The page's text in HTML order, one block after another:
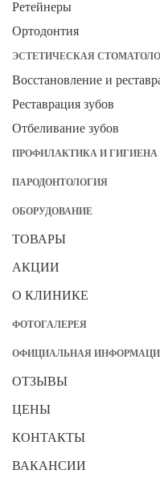
Ретейнеры
Ортодонтия
ЭСТЕТИЧЕСКАЯ
Восстановление и
Реставрация зубов
Отбеливание зубов
ПРОФИЛАКТИКА И ГИГИЕНА
ПАРОДОНТОЛОГИЯ
ОБОРУДОВАНИЕ
ТОВАРЫ
АКЦИИ
О КЛИНИКЕ
ФОТОГАЛЕРЕЯ
ОФИЦИАЛЬНАЯ
ОТЗЫВЫ
ЦЕНЫ
КОНТАКТЫ
ВАКАНСИИ